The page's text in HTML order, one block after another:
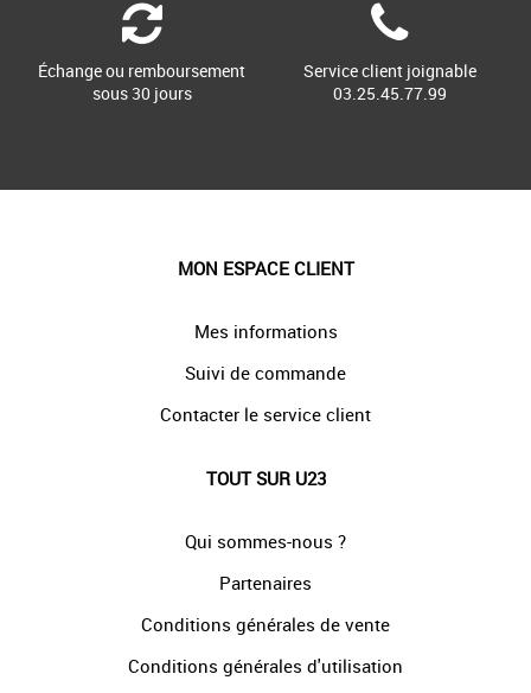
Échange ou remboursement
sous 30 jours
Service client joignable
03.25.45.77.99
MON ESPACE CLIENT
Mes informations
Suivi de commande
Contacter le service client
TOUT SUR U23
Qui sommes-nous ?
Partenaires
Conditions générales de vente
Conditions générales d'utilisation